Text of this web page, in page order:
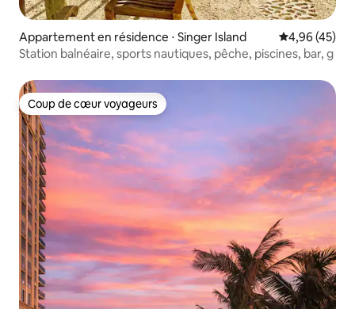
Appartement en résidence ⋅ Singer Island Évaluation
4,96 (45)
Station balnéaire, sports nautiques, pêche, piscines, bar, g
Coup de cœur voyageurs
Coup de cœur voyageurs